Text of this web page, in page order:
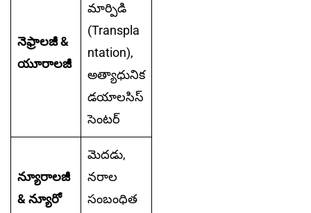
నెఫ్రాలజీ &
యూరాలజీ
మార్పిడి
(Transpla
ntation),
అత్యాధునిక
డయాలసిస్
సెంటర్
న్యూరాలజీ
& న్యూరో
మెదడు,
నరాల
సంబంధిత